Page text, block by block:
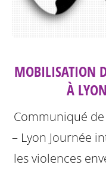
MOBILISATION
À
Communiqué
– Lyon Journée
les violences